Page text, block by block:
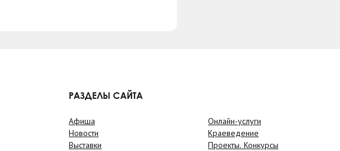
РАЗДЕЛЫ САЙТА
Афиша
Новости
Выставки
Онлайн-услуги
Краеведение
Проекты. Конкурсы